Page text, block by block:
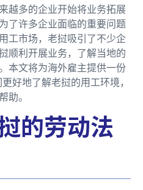
越多的企业开始将业务拓展
了许多企业面临的重要问题
工市场，老挝吸引了不少企
顺利开展业务，了解当地的
本文将为海外雇主提供一份
好地了解老挝的用工环境，
助。
的劳动法